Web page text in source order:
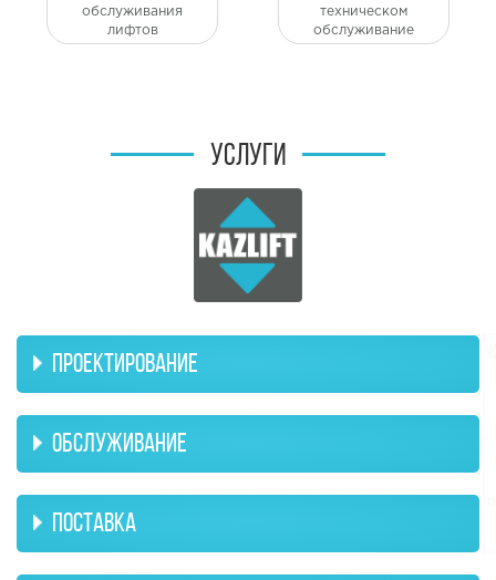
обслуживания
лифтов
техническом
обслуживание
УСЛУГИ
ПРОЕКТИРОВАНИЕ
ОБСЛУЖИВАНИЕ
ПОСТАВКА